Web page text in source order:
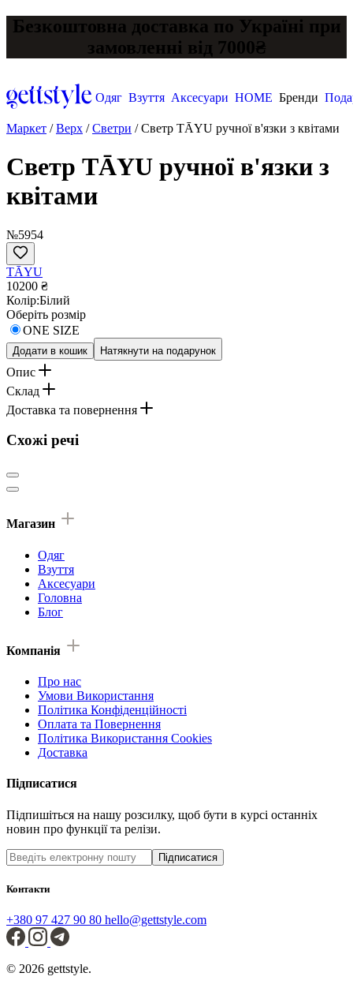
Безкоштовна доставка по Україні при
замовленні від 7000₴
Одяг Взуття Аксесуари HOME Бренди
Маркет /Верх /Светри /Светр TĀYU ручної в'язки з квітами
Светр TĀYU ручної в'язки з
квітами
№5954
TĀYU
10200 ₴
Колір:Білий
Оберіть розмір
ONE SIZE
Додати в кошик Натякнути на подарунок
Опис
Склад
Доставка та повернення
Схожі речі
Магазин
Одяг
Взуття
Аксесуари
Головна
Блог
Компанія
Про нас
Умови Використання
Політика Конфіденційності
Оплата та Повернення
Політика Використання Cookies
Доставка
Підписатися
Підпишіться на нашу розсилку, щоб бути в курсі останніх
новин про функції та релізи.
Підписатися
Контакти
+380 97 427 90 80 hello@gettstyle.com
© 2026 gettstyle.